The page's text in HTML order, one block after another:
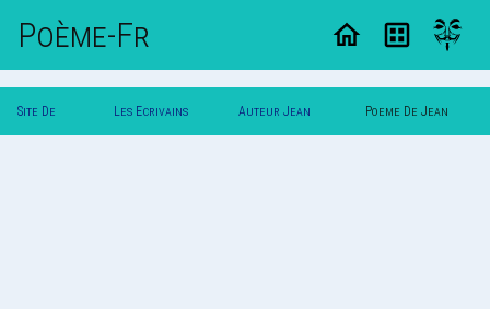
Poème-Fr
Site De Les Ecrivains Auteur Jean Poeme De Jean